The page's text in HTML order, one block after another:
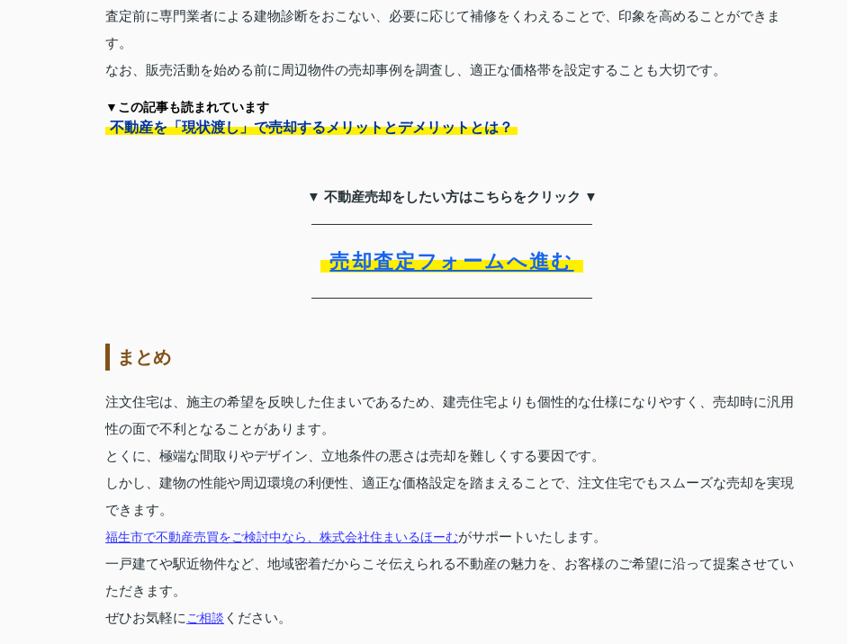
査定前に専門業者による建物診断をおこない、必要に応じて補修をくわえることで、印象を高めることができま
す。
なお、販売活動を始める前に周辺物件の売却事例を調査し、適正な価格帯を設定することも大切です。
▼この記事も読まれています
不動産を「現状渡し」で売却するメリットとデメリットとは？
▼ 不動産売却をしたい方はこちらをクリック ▼
売却査定フォームへ進む
まとめ
注文住宅は、施主の希望を反映した住まいであるため、建売住宅よりも個性的な仕様になりやすく、売却時に汎用
性の面で不利となることがあります。
とくに、極端な間取りやデザイン、立地条件の悪さは売却を難しくする要因です。
しかし、建物の性能や周辺環境の利便性、適正な価格設定を踏まえることで、注文住宅でもスムーズな売却を実現
できます。
福生市で不動産売買をご検討中なら、株式会社住まいるほーむがサポートいたします。
一戸建てや駅近物件など、地域密着だからこそ伝えられる不動産の魅力を、お客様のご希望に沿って提案させてい
ただきます。
ぜひお気軽に ご相談 ください。